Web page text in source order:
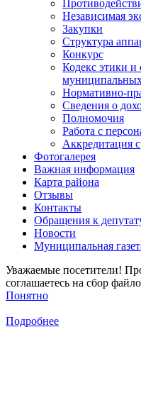
Независимая
Закупки
Структура
Конкурс
Кодекс этики и
Нормативно-
Сведения о
Полномочия
Работа с
Аккредитация
Фотогалерея
Важная информация
Карта района
Отзывы
Контакты
Обращения к
Новости
Муниципальная
Уважаемые посетители!
соглашаетесь на сбор
Понятно
Подробнее